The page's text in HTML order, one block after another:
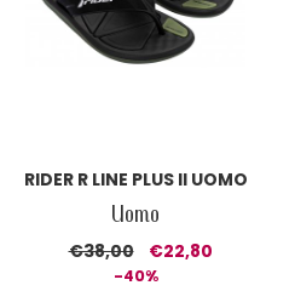
RIDER R LINE PLUS II UOMO
Uomo
€38,00 €22,80
-40%